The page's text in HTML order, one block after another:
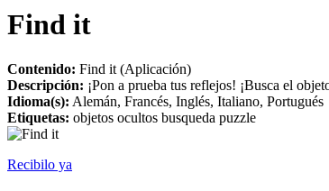
Find it
Contenido: Find it (Aplicación)
Descripción: ¡Pon a prueba tus reflejos! ¡Busca el
Idioma(s): Alemán, Francés, Inglés, Italiano, Portugués
Etiquetas: objetos ocultos busqueda puzzle
Recibilo ya